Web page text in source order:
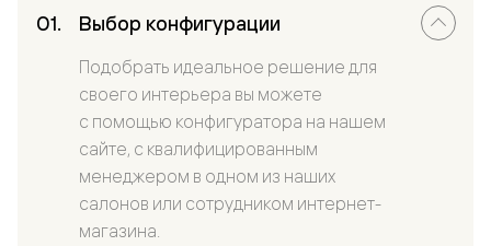
Выбор конфигурации
Подобрать идеальное решение для
своего интерьера вы можете
с помощью конфигуратора на нашем
сайте, с квалифицированным
менеджером в одном из наших
салонов или сотрудником интернет-
магазина.